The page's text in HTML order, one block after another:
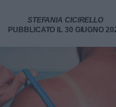
STEFANIA CICIRELLO
PUBBLICATO IL 30 GIUGNO